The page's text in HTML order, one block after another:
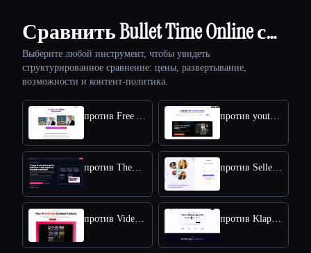
Сравнить Bullet Time Online с…
Выберите любой инструмент, чтобы увидеть
структурированное сравнение: цены, развертывание,
возможности и контент-политика.
против Free AI kissing video generator против youtube video downloader
против TheFluxTrain против SellerPic AI
против VideoIdeas AI против Klap App